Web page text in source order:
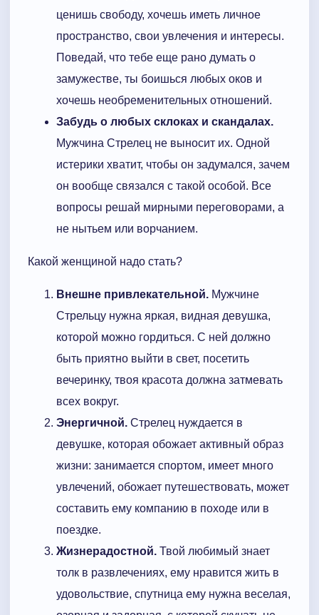
ценишь свободу, хочешь иметь личное
пространство, свои увлечения и интересы.
Поведай, что тебе еще рано думать о
замужестве, ты боишься любых оков и
хочешь необременительных отношений.
Забудь о любых склоках и скандалах.
Мужчина Стрелец не выносит их. Одной
истерики хватит, чтобы он задумался, зачем
он вообще связался с такой особой. Все
вопросы решай мирными переговорами, а
не нытьем или ворчанием.
Какой женщиной надо стать?
Внешне привлекательной. Мужчине
Стрельцу нужна яркая, видная девушка,
которой можно гордиться. С ней должно
быть приятно выйти в свет, посетить
вечеринку, твоя красота должна затмевать
всех вокруг.
Энергичной. Стрелец нуждается в
девушке, которая обожает активный образ
жизни: занимается спортом, имеет много
увлечений, обожает путешествовать, может
составить ему компанию в походе или в
поездке.
Жизнерадостной. Твой любимый знает
толк в развлечениях, ему нравится жить в
удовольствие, спутница ему нужна веселая,